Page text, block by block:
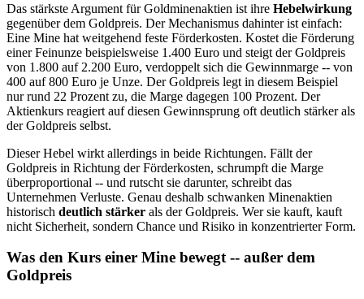
Das stärkste Argument für Goldminenaktien ist ihre Hebelwirkung
gegenüber dem Goldpreis. Der Mechanismus dahinter ist einfach:
Eine Mine hat weitgehend feste Förderkosten. Kostet die Förderung
einer Feinunze beispielsweise 1.400 Euro und steigt der Goldpreis
von 1.800 auf 2.200 Euro, verdoppelt sich die Gewinnmarge -- von
400 auf 800 Euro je Unze. Der Goldpreis legt in diesem Beispiel
nur rund 22 Prozent zu, die Marge dagegen 100 Prozent. Der
Aktienkurs reagiert auf diesen Gewinnsprung oft deutlich stärker als
der Goldpreis selbst.
Dieser Hebel wirkt allerdings in beide Richtungen. Fällt der
Goldpreis in Richtung der Förderkosten, schrumpft die Marge
überproportional -- und rutscht sie darunter, schreibt das
Unternehmen Verluste. Genau deshalb schwanken Minenaktien
historisch deutlich stärker als der Goldpreis. Wer sie kauft, kauft
nicht Sicherheit, sondern Chance und Risiko in konzentrierter Form.
Was den Kurs einer Mine bewegt -- außer dem
Goldpreis